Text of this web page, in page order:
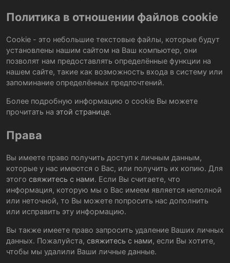
Политика в отношении файлов cookie
Cookie - это небольшие текстовые файлы, которые будут
установлены нашим сайтом на Ваш компьютер, они
позволят нам предоставлять определённые функции на
нашем сайте, такие как возможность входа в систему или
запоминание определённых предпочтений.
Более подробную информацию о cookie Вы можете
прочитать на этой странице.
Права
Вы имеете право получить доступ к личным данным,
которые у нас имеются о Вас, или получить их копию. Для
этого свяжитесь с нами. Если Вы считаете, что
информация, которую мы о Вас имеем является неполной
или неточной, то Вы можете попросить нас дополнить
или исправить эту информацию.
Вы также имеете право запросить удаление Ваших личных
данных. Пожалуйста, свяжитесь с нами, если Вы хотите,
чтобы мы удалили Ваши личные данные.